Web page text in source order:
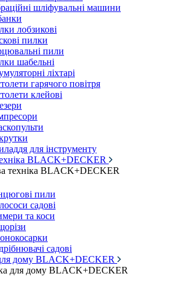
шліфувальні машини
лобзикові
пилки
пили
шабельні
ліхтарі
гарячого повітря
клейові
для інструменту
BLACK+DECKER
техніка BLACK+DECKER
пили
садові
та коси
садові
дому BLACK+DECKER
для дому BLACK+DECKER